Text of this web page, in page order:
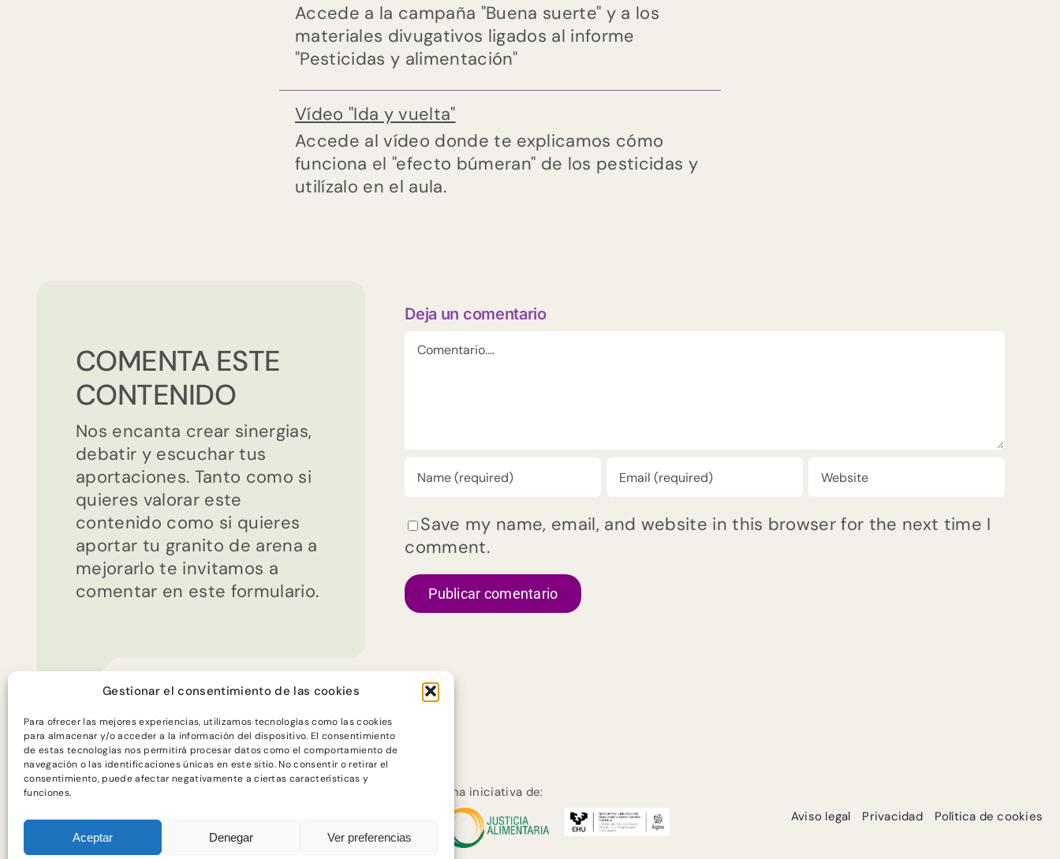
Gestionar el consentimiento de las cookies
Para ofrecer las mejores experiencias, utilizamos tecnologías como las cookies
para almacenar y/o acceder a la información del dispositivo. El consentimiento
de estas tecnologías nos permitirá procesar datos como el comportamiento de
navegación o las identificaciones únicas en este sitio. No consentir o retirar el
consentimiento, puede afectar negativamente a ciertas características y
funciones.
Aceptar Denegar Ver preferencias
Accede a la campaña "Buena suerte" y a los
materiales divugativos ligados al informe
"Pesticidas y alimentación"
Vídeo "Ida y vuelta"
Accede al vídeo donde te explicamos cómo
funciona el "efecto búmeran" de los pesticidas y
utilízalo en el aula.
COMENTA ESTE
CONTENIDO
Nos encanta crear sinergias,
debatir y escuchar tus
aportaciones. Tanto como si
quieres valorar este
contenido como si quieres
aportar tu granito de arena a
mejorarlo te invitamos a
comentar en este formulario.
Deja un comentario
Comentario
Save my name, email, and website in this browser for the next time I
comment.
Una iniciativa de:
Aviso legal
Privacidad Política de cookies